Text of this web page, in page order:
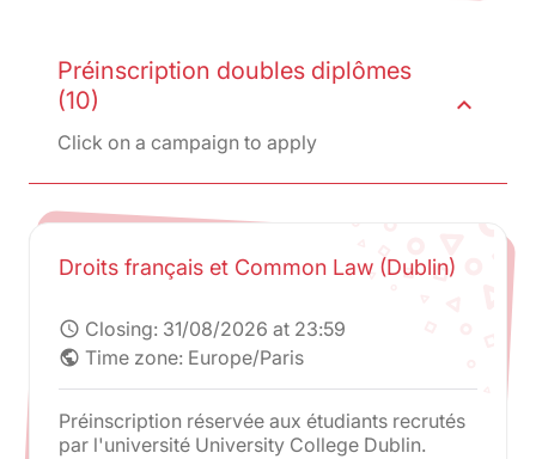
Préinscription doubles diplômes
(10)
Click on a campaign to apply
expand_less
Droits français et Common Law (Dublin)
schedule Closing: 31/08/2026 at 23:59
public Time zone: Europe/Paris
Préinscription réservée aux étudiants recrutés
par l'université University College Dublin.